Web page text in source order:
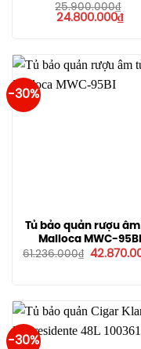
25.900.000₫
Giá
24.800.000₫Giá
hiện
-30%
Tủ bảo quản rượu
Malloca MWC-95BI
61.236.000₫ Giá
-30%